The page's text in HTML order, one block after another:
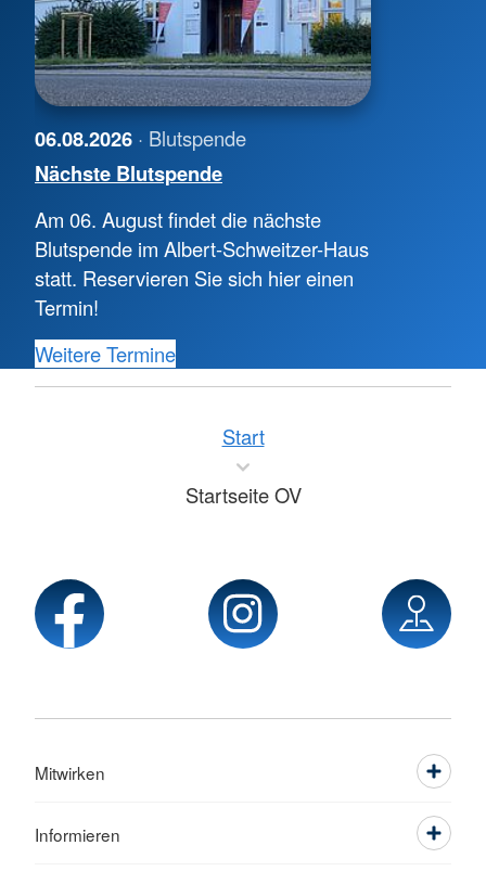
06.08.2026 · Blutspende
Nächste Blutspende
Am 06. August findet die nächste
Blutspende im Albert-Schweitzer-Haus
statt. Reservieren Sie sich hier einen
Termin!
Weitere Termine
Start
Startseite OV
Mitwirken
Informieren